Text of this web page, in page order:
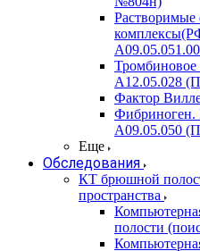
A12.05.028
Фактор
A09.05.050
Еще
Обследования
КТ брюшной
пространства
полости